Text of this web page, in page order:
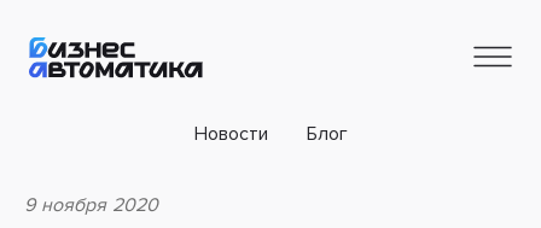
Новости Блог
9 ноября 2020